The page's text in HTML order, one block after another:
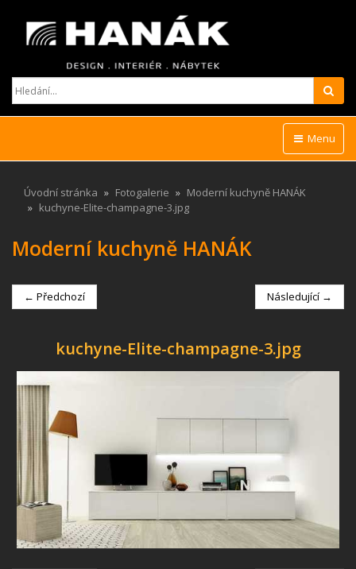
Menu
Úvodní stránka Fotogalerie
Moderní kuchyně HANÁK
kuchyne-Elite-champagne-3.jpg
Moderní kuchyně HANÁK
← Předchozí Následující →
kuchyne-Elite-champagne-3.jpg